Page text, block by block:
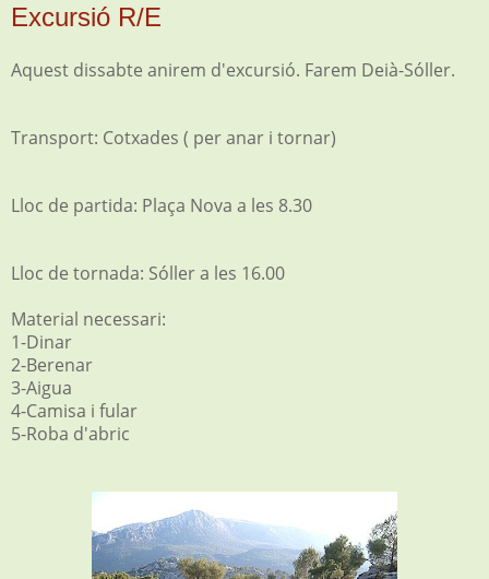
Excursió R/E
Aquest dissabte anirem d'excursió. Farem Deià-Sóller.
Transport: Cotxades ( per anar i tornar)
Lloc de partida: Plaça Nova a les 8.30
Lloc de tornada: Sóller a les 16.00
Material necessari:
1-Dinar
2-Berenar
3-Aigua
4-Camisa i fular
5-Roba d'abric